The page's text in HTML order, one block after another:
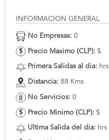
INFORMACION GENERAL
No Empresas: 0
Precio Maximo (CLP): $
Primera Salidas al dia: hrs
Distancia: 88 Kms
No Servicios: 0
Precio Minimo (CLP): $
Ultima Salida del dia: hrs